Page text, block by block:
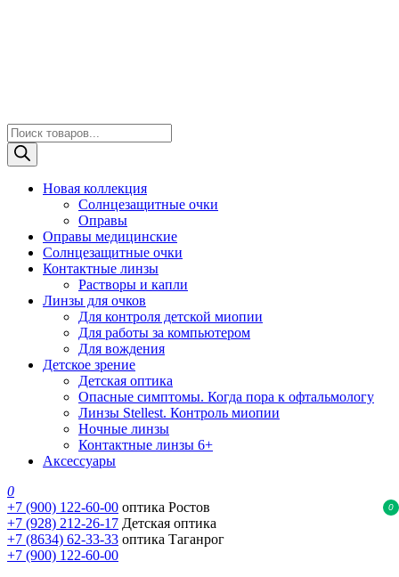
Поиск
товаров
Новая коллекция
Солнцезащитные очки
Оправы
Оправы медицинские
Солнцезащитные очки
Контактные линзы
Растворы и капли
Линзы для очков
Для контроля детской миопии
Для работы за компьютером
Для вождения
Детское зрение
Детская оптика
Опасные симптомы. Когда пора к офтальмологу
Линзы Stellest. Контроль миопии
Ночные линзы
Контактные линзы 6+
Аксессуары
0
0
+7 (900) 122-60-00 оптика Ростов
+7 (928) 212-26-17 Детская оптика
+7 (8634) 62-33-33 оптика Таганрог
+7 (900) 122-60-00